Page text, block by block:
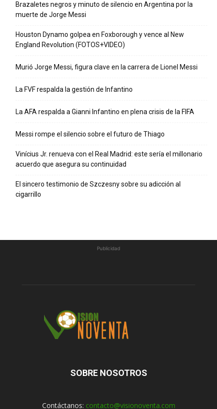
Brazaletes negros y minuto de silencio en Argentina por la
muerte de Jorge Messi
Houston Dynamo golpea en Foxborough y vence al New
England Revolution (FOTOS+VIDEO)
Murió Jorge Messi, figura clave en la carrera de Lionel Messi
La FVF respalda la gestión de Infantino
La AFA respalda a Gianni Infantino en plena crisis de la FIFA
Messi rompe el silencio sobre el futuro de Thiago
Vinícius Jr. renueva con el Real Madrid: este sería el millonario
acuerdo que asegura su continuidad
El sincero testimonio de Szczesny sobre su adicción al
cigarrillo
Publicidad
SOBRE NOSOTROS
Contáctanos: contacto@visionoventa.com